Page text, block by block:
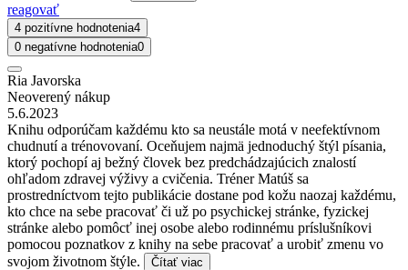
reagovať
4 pozitívne hodnotenia4
0 negatívne hodnotenia0
Ria Javorska
Neoverený nákup
5.6.2023
Knihu odporúčam každému kto sa neustále motá v neefektívnom
chudnutí a trénovovaní. Oceňujem najmä jednoduchý štýl písania,
ktorý pochopí aj bežný človek bez predchádzajúcich znalostí
ohľadom zdravej výživy a cvičenia. Tréner Matúš sa
prostredníctvom tejto publikácie dostane pod kožu naozaj každému,
kto chce na sebe pracovať či už po psychickej stránke, fyzickej
stránke alebo pomôcť inej osobe alebo rodinnému príslušníkovi
pomocou poznatkov z knihy na sebe pracovať a urobiť zmenu vo
svojom životnom štýle.
Čítať viac